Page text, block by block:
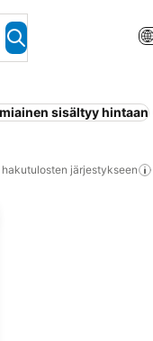
sisältyy hintaan
järjestykseen
suosikkeihin